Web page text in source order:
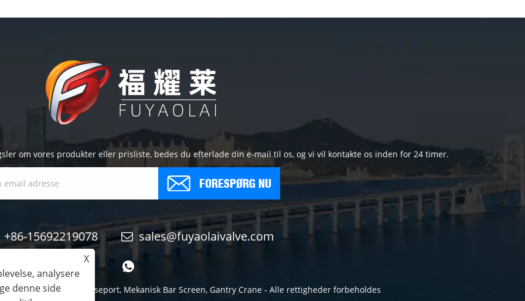
om vores produkter eller prisliste, bedes du efterlade din e-mail til os, og vi vil kontakte os inden for 24 timer.
FORESPØRG NU
+86-15692219078 sales@fuyaolaivalve.com
Co., Ltd. - Sluseport, Mekanisk Bar Screen, Gantry Crane - Alle rettigheder forbeholdes
X
analysere
denne side